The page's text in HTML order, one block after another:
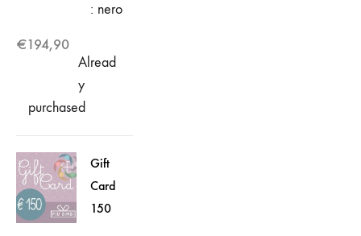
: nero
€194,90
Alread
y
purchased
Gift
Card
150